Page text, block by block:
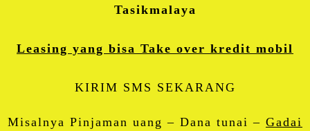
Tasikmalaya
Leasing yang bisa Take over kredit mobil
KIRIM SMS SEKARANG
Misalnya Pinjaman uang – Dana tunai – Gadai